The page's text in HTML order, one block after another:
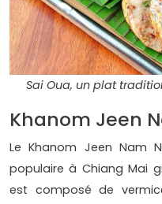
Sai Oua, un plat
Khanom Jeen
Le Khanom Jeen Nam
populaire à Chiang Mai
est composé de